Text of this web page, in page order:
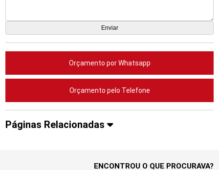
Orçamento por Whatsapp
Orçamento pelo Telefone
Páginas Relacionadas
ENCONTROU O QUE PROCURAVA?